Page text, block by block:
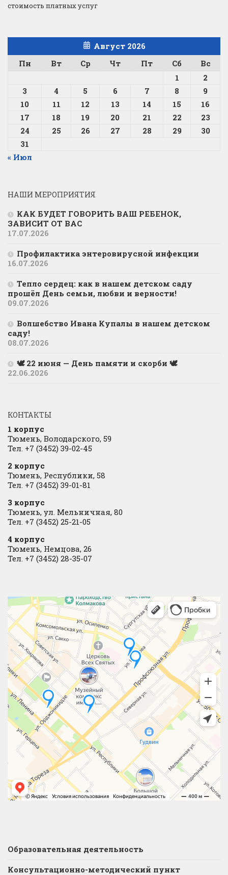
стоимость платных услуг
Август 2026
Пн
Вт Ср Чт Пт Сб
Вс
1
2
3
4 5 6 7 8
9
10
11 12 13 14 15
16
17
18 19 20 21 22
23
24
25 26 27 28 29
30
31
« Июл
НАШИ МЕРОПРИЯТИЯ
КАК БУДЕТ ГОВОРИТЬ ВАШ РЕБЕНОК,
ЗАВИСИТ ОТ ВАС
17.07.2026
Профилактика энтеровирусной инфекции
16.07.2026
Тепло сердец: как в нашем детском саду
прошёл День семьи, любви и верности!
09.07.2026
Волшебство Ивана Купалы в нашем детском
саду!
08.07.2026
🕊 22 июня — День памяти и скорби 🕊
22.06.2026
КОНТАКТЫ
1 корпус
Тюмень, Володарского, 59
Тел. +7 (3452) 39-02-45
2 корпус
Тюмень, Республики, 58
Тел. +7 (3452) 39-01-81
3 корпус
Тюмень, ул. Мельничная, 80
Тел. +7 (3452) 25-21-05
4 корпус
Тюмень, Немцова, 26
Тел. +7 (3452) 28-35-07
Образовательная деятельность
Консультационно-методический пункт